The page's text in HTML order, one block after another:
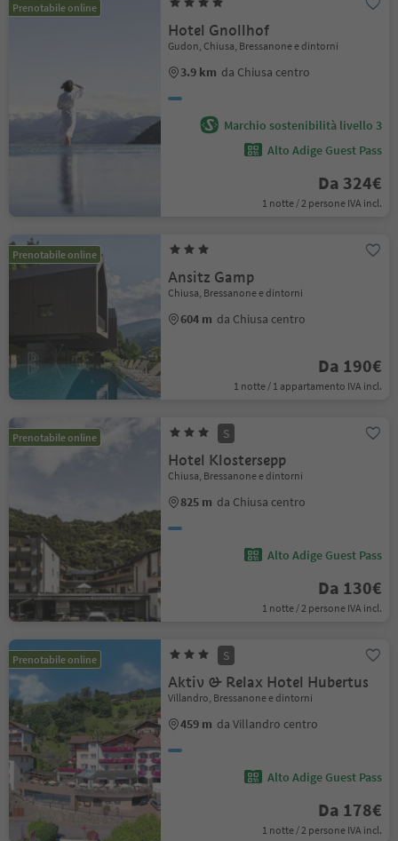
Prenotabile online
Hotel Gnollhof
Gudon, Chiusa, Bressanone e dintorni
3.9 km da Chiusa centro
Marchio sostenibilità livello 3
Alto Adige Guest Pass
Da 324€
1 notte / 2 persone IVA incl.
Prenotabile online
Ansitz Gamp
Chiusa, Bressanone e dintorni
604 m da Chiusa centro
Da 190€
1 notte / 1 appartamento IVA incl.
Prenotabile online S
Hotel Klostersepp
Chiusa, Bressanone e dintorni
825 m da Chiusa centro
Alto Adige Guest Pass
Da 130€
1 notte / 2 persone IVA incl.
Prenotabile online S
Aktiv & Relax Hotel Hubertus
Villandro, Bressanone e dintorni
459 m da Villandro centro
Alto Adige Guest Pass
Da 178€
1 notte / 2 persone IVA incl.